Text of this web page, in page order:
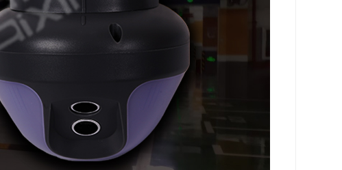
超声波车位探测器 一体式车位
指示灯 商场酒店地下停车场车